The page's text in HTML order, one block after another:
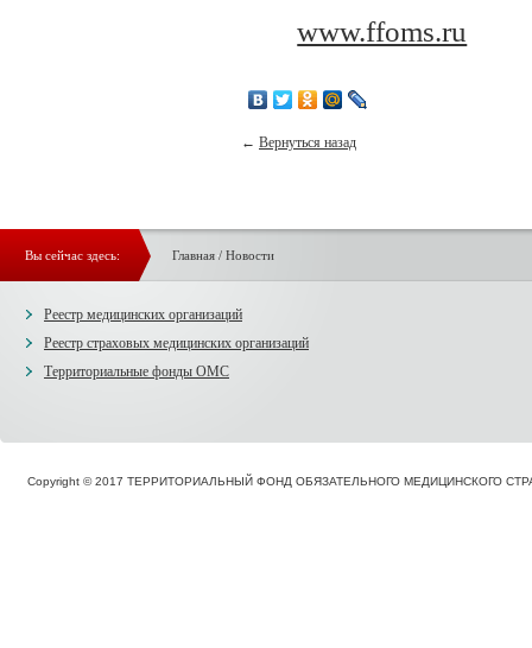
www.ffoms.ru
← Вернуться назад
Вы сейчас здесь: Главная/ Новости
Реестр медицинских организаций
Реестр страховых медицинских организаций
Территориальные фонды ОМС
Copyright © 2017 ТЕРРИТОРИАЛЬНЫЙ ФОНД ОБЯЗАТЕЛЬНОГО МЕДИЦИНСКОГО